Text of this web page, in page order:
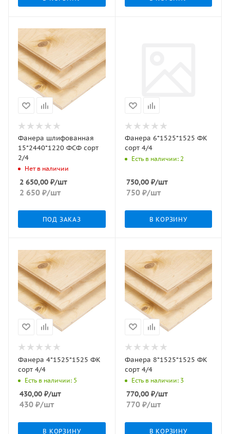
Фанера шлифованная
15*2440*1220 ФСФ сорт
2/4
Нет в наличии
2 650,00 ₽/шт
2 650 ₽/шт
ПОД ЗАКАЗ
Фанера 6*1525*1525 ФК
сорт 4/4
Есть в наличии: 2
750,00₽/шт
750₽/шт
В КОРЗИНУ
Фанера 4*1525*1525 ФК
сорт 4/4
Есть в наличии: 5
430,00 ₽/шт
430 ₽/шт
В КОРЗИНУ
Фанера 8*1525*1525 ФК
сорт 4/4
Есть в наличии: 3
770,00₽/шт
770₽/шт
В КОРЗИНУ